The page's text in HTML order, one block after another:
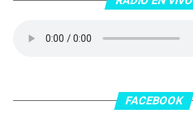
FACEBOOK